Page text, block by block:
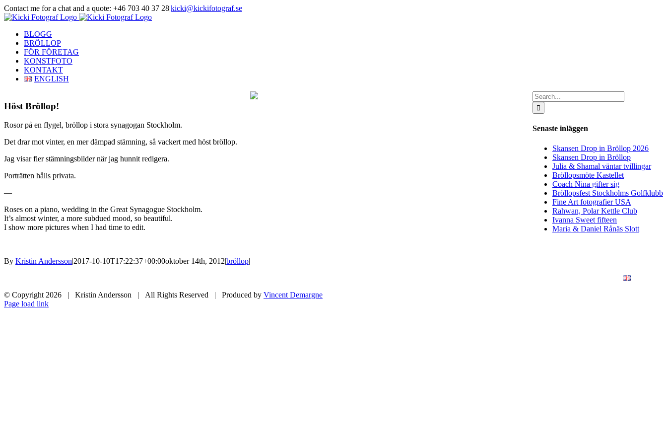
Skip
to
Contact me for a chat and a quote: +46 703 40 37 28|kicki@kickifotograf.se
Instagram
Facebook
BLOGG
BRÖLLOP
FÖR FÖRETAG
KONSTFOTO
KONTAKT
ENGLISH
Höst Bröllop!
Rosor på en flygel, bröllop i stora synagogan Stockholm.
Det drar mot vinter, en mer dämpad stämning, så vackert med höst bröllop.
Jag visar fler stämningsbilder när jag hunnit redigera.
Porträtten hålls privata.
—
Roses on a piano, wedding in the Great Synagogue Stockholm.
It’s almost winter, a more subdued mood, so beautiful.
I show more pictures when I had time to edit.
By Kristin Andersson|2017-10-10T17:22:37+00:00oktober 14th, 2012|bröllop|
Search
for:
Senaste inläggen
Skansen Drop in Bröllop 2026
Skansen Drop in Bröllop
Julia & Shamal väntar tvillingar
Bröllopsmöte Kastellet
Coach Nina gifter sig
Bröllopsfest Stockholms Golfklubb
Fine Art fotografier USA
Rahwan, Polar Kettle Club
Ivanna Sweet fifteen
Maria & Daniel Rånäs Slott
© Copyright2026 | Kristin Andersson | All Rights Reserved | Produced by Vincent Demargne
Instagram
Facebook
Page load link